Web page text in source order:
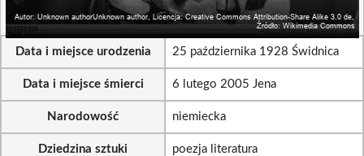
Data i miejsce urodzenia 25 października 1928 Świdnica
Data i miejsce śmierci 6 lutego 2005 Jena
Narodowość niemiecka
Dziedzina sztuki poezja literatura